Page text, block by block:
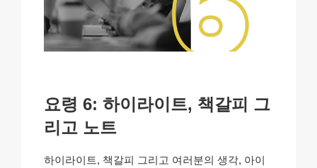
요령 6: 하이라이트, 책갈피 그
리고 노트
하이라이트, 책갈피 그리고 여러분의 생각, 아이